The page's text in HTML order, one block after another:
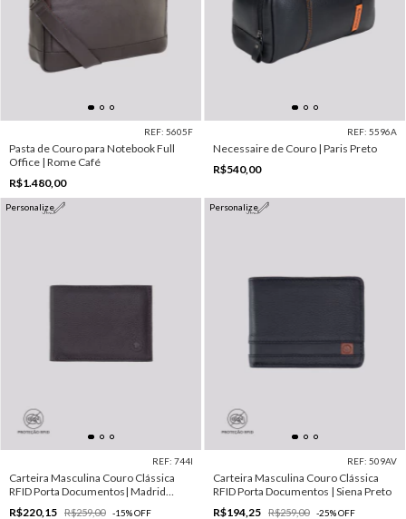
REF: 5605F
Pasta de Couro para Notebook Full
Office | Rome Café
R$1.480,00
REF: 5596A
Necessaire de Couro | Paris Preto
R$540,00
Personalize
REF: 744I
Carteira Masculina Couro Clássica
RFID Porta Documentos| Madrid
Marrom
R$220,15 R$259,00 -15%OFF
Personalize
REF: 509AV
Carteira Masculina Couro Clássica
RFID Porta Documentos | Siena Preto
R$194,25
R$259,00 -25%OFF